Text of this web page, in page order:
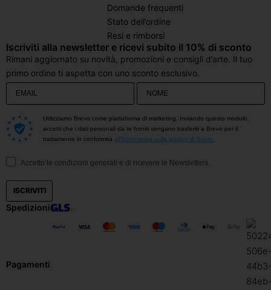
Domande frequenti
Stato dell’ordine
Resi e rimborsi
Iscriviti alla newsletter e ricevi subito il 10% di sconto
Rimani aggiornato su novità, promozioni e consigli d’arte. Il tuo
primo ordine ti aspetta con uno sconto esclusivo.
Utilizziamo Brevo come piattaforma di marketing. Inviando questo modulo,
accetti che i dati personali da te forniti vengano trasferiti a Brevo per il
trattamento in conformità all'Informativa sulla privacy di Brevo.
Accetto le condizioni generali e di ricevere le Newsletters.
ISCRIVITI
Spedizioni
Pagamenti